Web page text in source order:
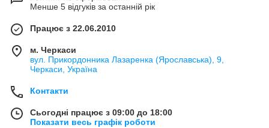
Менше 5 відгуків за останній рік
Працює з 22.06.2010
м. Черкаси
вул. Прикордонника Лазаренка (Ярославська), 9,
Черкаси, Україна
Контакти
Сьогодні працює з 09:00 до 18:00
Показати весь графік роботи